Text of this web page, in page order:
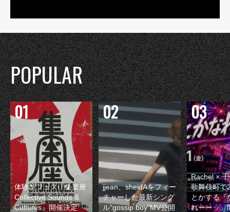
POPULAR
体験型フェス『集楽座
Collective Sounds &
Cultures』開催決定
jjean、sheidAをフィー
チャーした最新シング
ル“gossip boy”MV公開
Rachel ×
歌舞伎町で
とかする『
れーーッ』